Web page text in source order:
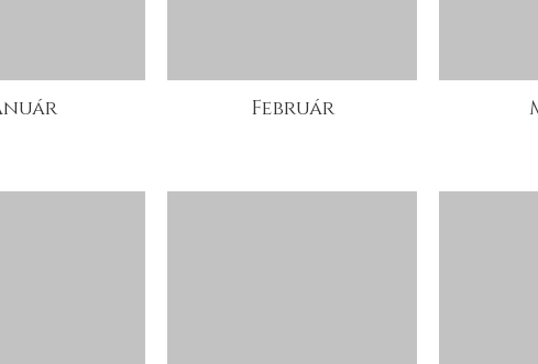
Február